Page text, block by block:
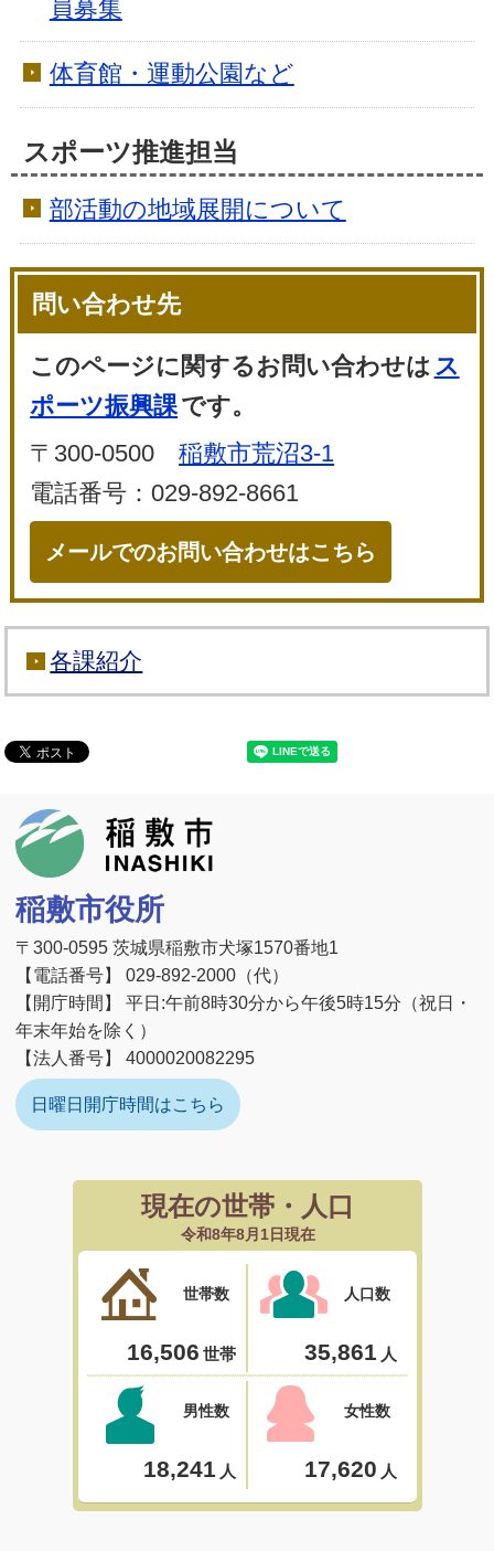
員募集
体育館・運動公園など
スポーツ推進担当
部活動の地域展開について
問い合わせ先
このページに関するお問い合わせは ス
ポーツ振興課です。
〒300-0500稲敷市荒沼3-1
電話番号：029-892-8661
メールでのお問い合わせはこちら
各課紹介
稲敷市役所
〒300-0595 茨城県稲敷市犬塚1570番地1
【電話番号】 029-892-2000（代）
【開庁時間】 平日:午前8時30分から午後5時15分（祝日・
年末年始を除く）
【法人番号】 4000020082295
日曜日開庁時間はこちら